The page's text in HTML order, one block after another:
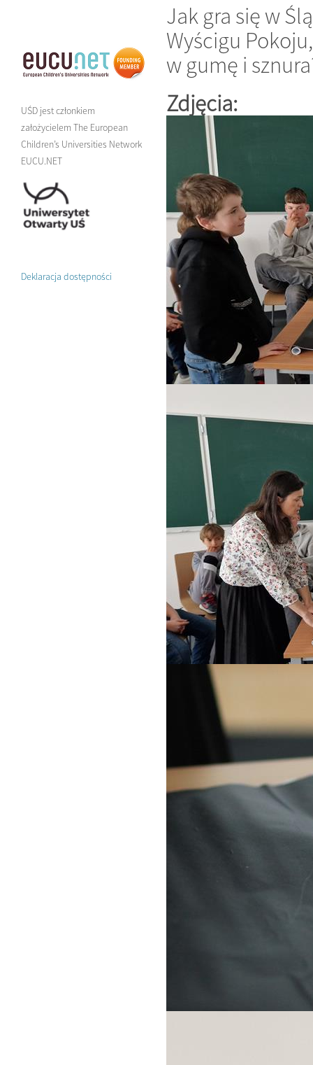
UŚD jest członkiem
założycielem The European
Children’s Universities Network
EUCU.NET
Deklaracja dostępności
Jak gra się w
Wyścigu
w gumę i
Zdjęcia: